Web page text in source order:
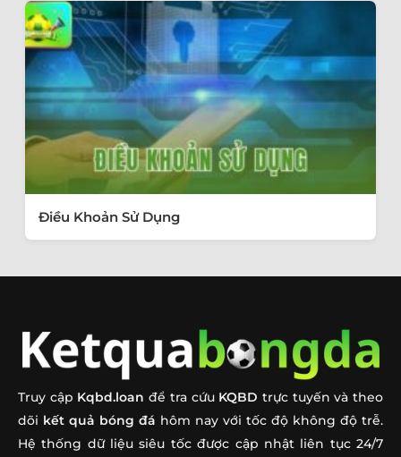
Điều Khoản Sử Dụng
Truy cập Kqbd.loan để tra cứu KQBD trực tuyến và theo
dõi kết quả bóng đá hôm nay với tốc độ không độ trễ.
Hệ thống dữ liệu siêu tốc được cập nhật liên tục 24/7